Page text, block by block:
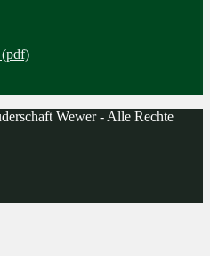
Wewer - Alle Rechte